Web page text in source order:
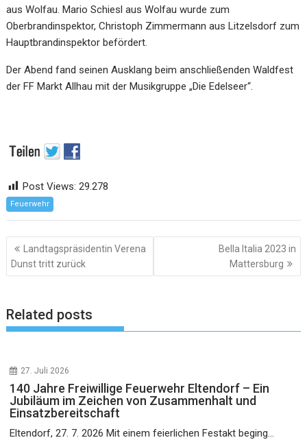
aus Wolfau. Mario Schiesl aus Wolfau wurde zum
Oberbrandinspektor, Christoph Zimmermann aus Litzelsdorf zum
Hauptbrandinspektor befördert.
Der Abend fand seinen Ausklang beim anschließenden Waldfest
der FF Markt Allhau mit der Musikgruppe „Die Edelseer“.
Post Views: 29.278
Feuerwehr
Beitragsnavigation
Landtagspräsidentin Verena
Dunst tritt zurück
Bella Italia 2023 in
Mattersburg
Related posts
27. Juli 2026
140 Jahre Freiwillige Feuerwehr Eltendorf – Ein
Jubiläum im Zeichen von Zusammenhalt und
Einsatzbereitschaft
Eltendorf, 27. 7. 2026 Mit einem feierlichen Festakt beging...